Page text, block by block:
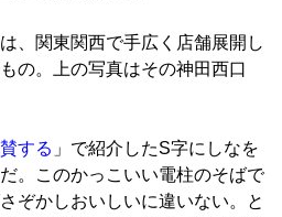
、関東関西で手広く店舗展開し
の。上の写真はその神田西口
する 」で紹介したS字にしなを
。このかっこいい電柱のそばで
ぞかしおいしいに違いない。と